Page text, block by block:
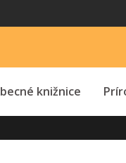
knižnice